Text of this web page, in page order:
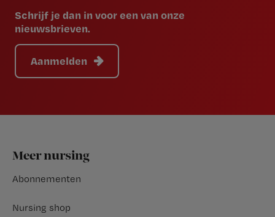
Schrijf je dan in voor een van onze
nieuwsbrieven.
Aanmelden
Footer
Meer nursing
Abonnementen
Nursing shop